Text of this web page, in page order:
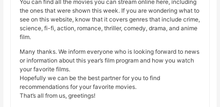
You can find all the movies you can stream online here, including
the ones that were shown this week. If you are wondering what to
see on this website, know that it covers genres that include crime,
science, fi-fi, action, romance, thriller, comedy, drama, and anime
film.
Many thanks. We inform everyone who is looking forward to news
or information about this year’s film program and how you watch
your favorite films.
Hopefully we can be the best partner for you to find
recommendations for your favorite movies.
That’s all from us, greetings!